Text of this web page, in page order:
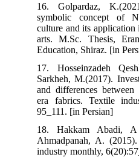
16.
symbolic
culture and its
arts. M.Sc.
Education,
17.
Sarkheh,
and differences
era fabrics.
95_111. [in
18. Hakkam
Ahmadpanah,
industry